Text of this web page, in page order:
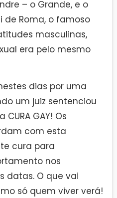
– o Grande, e o
de Roma, o famoso
masculinas,
era pelo mesmo
dias por uma
um juiz sentenciou
GAY! Os
com esta
cura para
nos
datas. O que vai
só quem viver verá!